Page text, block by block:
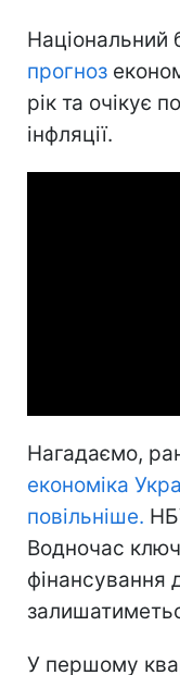
Національний
прогноз
рік та очікує
інфляції.
Нагадаємо,
економіка
повільніше.
Водночас
фінансування
У першому